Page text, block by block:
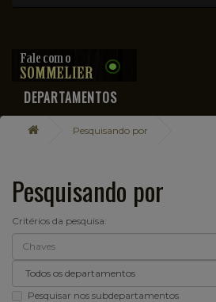
DEPARTAMENTOS
Pesquisando por
Pesquisando por
Critérios da pesquisa:
Pesquisar nos subdepartamentos